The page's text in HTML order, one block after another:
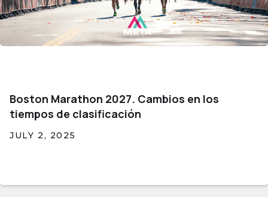
Boston Marathon 2027. Cambios en los
tiempos de clasificación
JULY 2, 2025